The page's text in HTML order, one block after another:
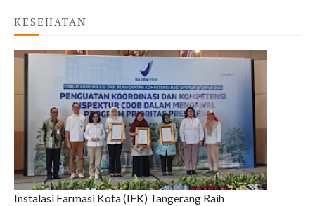
KESEHATAN
Instalasi Farmasi Kota (IFK) Tangerang Raih